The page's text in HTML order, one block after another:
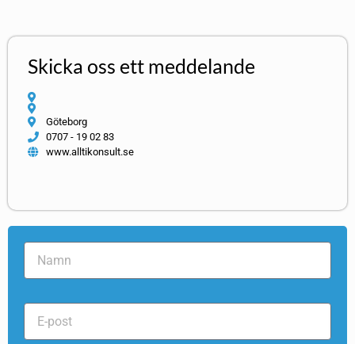
Skicka oss ett meddelande
Göteborg
0707 - 19 02 83
www.alltikonsult.se